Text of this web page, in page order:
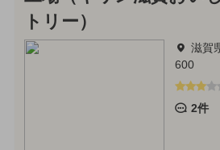
トリー）
滋賀
600
2件